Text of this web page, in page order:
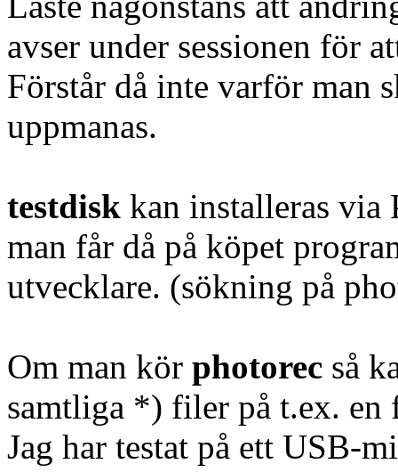
avser under sessionen för
Förstår då inte varför man
uppmanas.
testdisk kan installeras via
man får då på köpet
utvecklare. (sökning på
Om man kör photorec så
samtliga *) filer på t.ex. en
Jag har testat på ett USB-